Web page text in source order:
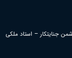
جنایتکار – استاد ملکی